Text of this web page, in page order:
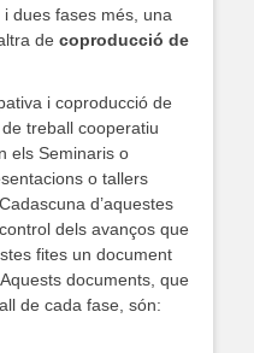
dues fases més, una
de coproducció de
i coproducció de
treball cooperatiu
els Seminaris o
o tallers
d’aquestes
dels avanços que
fites un document
documents, que
de cada fase, són: